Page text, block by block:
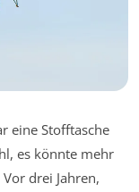
eine Stofftasche
es könnte mehr
drei Jahren,